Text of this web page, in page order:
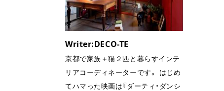
Writer:DECO-TE
京都で家族＋猫２匹と暮らすインテ
リアコーディネーターです。 はじめ
てハマった映画は『ダーティ・ダンシ